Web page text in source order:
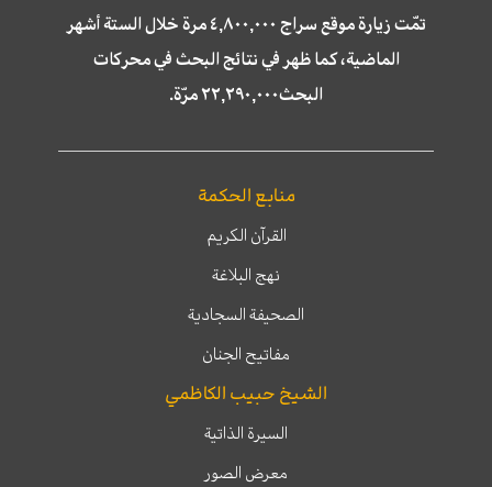
تمّت زيارة موقع سراج ٤,٨٠٠,٠٠٠ مرة خلال الستة أشهر
الماضية، كما ظهر في نتائج البحث في محركات
البحث٢٢,٢٩٠,٠٠٠ مرّة.
منابع الحكمة
القرآن الكريم
نهج البلاغة
الصحيفة السجادية
مفاتيح الجنان
الشيخ حبيب الكاظمي
السيرة الذاتية
معرض الصور